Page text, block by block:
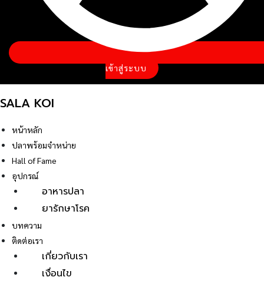
เข้าสู่ระบบ
SALA KOI
หน้าหลัก
ปลาพร้อมจำหน่าย
Hall of Fame
อุปกรณ์
อาหารปลา
ยารักษาโรค
บทความ
ติดต่อเรา
เกี่ยวกับเรา
เงื่อนไข